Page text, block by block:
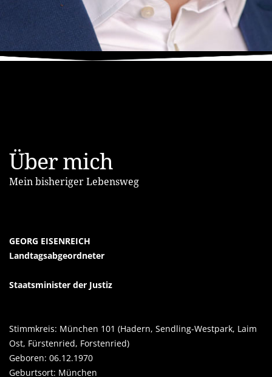
Über mich
Mein bisheriger Lebensweg
GEORG EISENREICH
Landtagsabgeordneter
Staatsminister der Justiz
Stimmkreis: München 101 (Hadern, Sendling-Westpark, Laim
Ost, Fürstenried, Forstenried)
Geboren: 06.12.1970
Geburtsort: München